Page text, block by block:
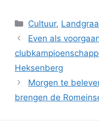
Categorieën
Cultuur,
Even als
Heksenberg
Morgen te
brengen de